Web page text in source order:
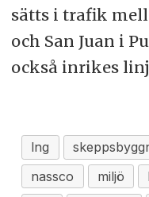
sätts i trafik
och San Juan i
också inrikes
lng
nassco
miljö